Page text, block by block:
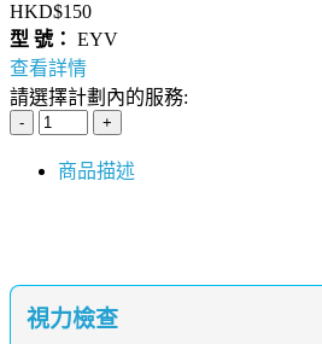
HKD$150
型 號： EYV
查看詳情
請選擇計劃內的服務:
商品描述
視力檢查